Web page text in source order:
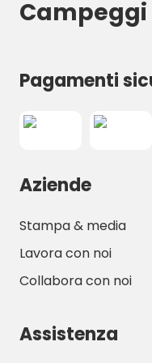
Pagamenti
Aziende
Stampa & media
Lavora con noi
Collabora con noi
Assistenza